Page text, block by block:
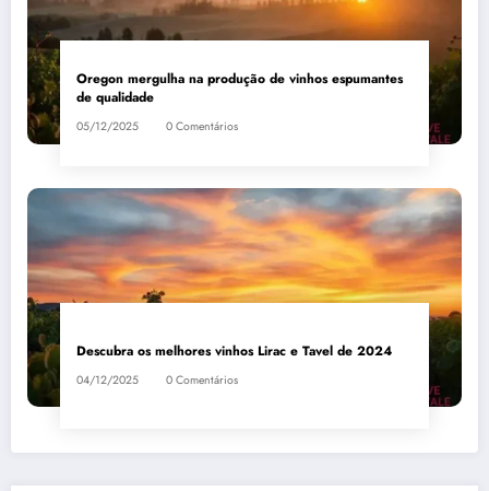
Oregon mergulha na produção de vinhos espumantes
de qualidade
05/12/2025 0 Comentários
Descubra os melhores vinhos Lirac e Tavel de 2024
04/12/2025 0 Comentários